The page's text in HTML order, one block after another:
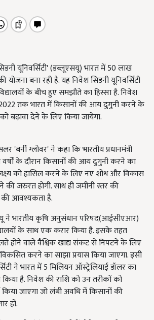
यूनिवर्सिटी' (डब्लूएसयू) भारत में 50 लाख
बना रही है. यह निवेश सिडनी यूनिवर्सिटी
के बीच हुए समझौते का हिस्सा है. निवेश
तक भारत में किसानों की आय दुगुनी करने के
बढ़ावा देने के लिए किया जायेगा.
ग्लोवर' ने कहा कि भारतीय प्रधानमंत्री
वर्षों के दौरान किसानों की आय दुगुनी करने का
को हासिल करने के लिए नए शोध और विकास
जरुरत होगी. साथ ही जमीनी स्तर की
आवश्यकता है.
ने भारतीय कृषि अनुसंधान परिषद(आईसीएआर)
के साथ एक करार किया है. इसके तहत
होने वाले वैश्विक खाद्य संकट से निपटने के लिए
करने का साझा प्रयास किया जाएगा. इसी
ने भारत में 5 मिलियन ऑस्ट्रेलियाई डॉलर का
है. निवेश की राशि को उन तरीकों को
जाएगा जो लंबी अवधि में किसानों की
हों.